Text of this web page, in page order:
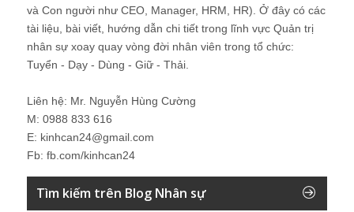
và Con người như CEO, Manager, HRM, HR). Ở đây có các
tài liệu, bài viết, hướng dẫn chi tiết trong lĩnh vực Quản trị
nhân sự xoay quay vòng đời nhân viên trong tổ chức:
Tuyển - Dạy - Dùng - Giữ - Thải.
Liên hệ: Mr. Nguyễn Hùng Cường
M: 0988 833 616
E: kinhcan24@gmail.com
Fb: fb.com/kinhcan24
Tìm kiếm trên Blog Nhân sự